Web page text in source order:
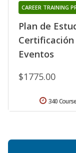
Plan de
Certificación
Eventos
CAREER TRAINING
$1775.00
340